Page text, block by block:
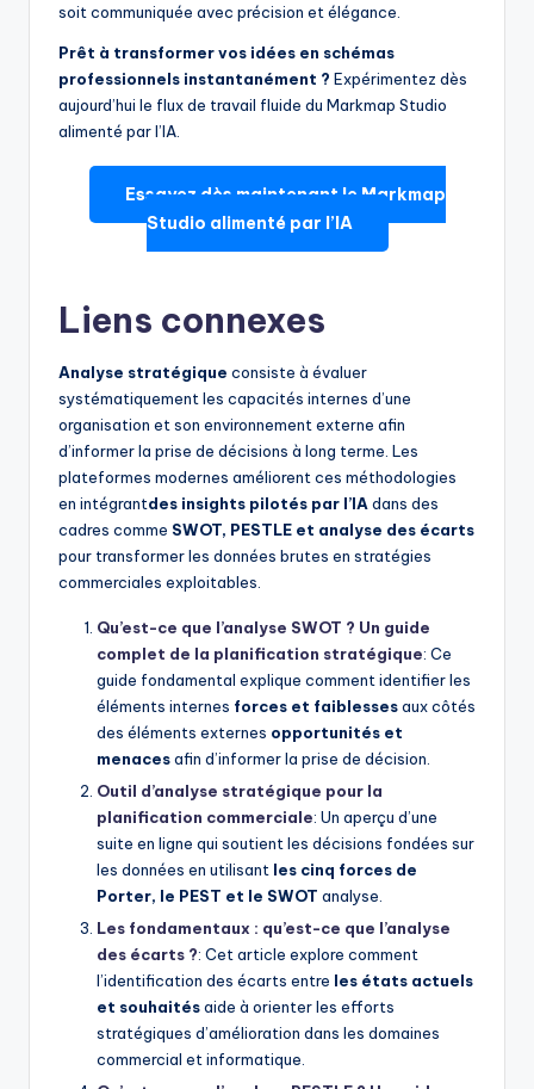
soit communiquée avec précision et élégance.
Prêt à transformer vos idées en schémas
professionnels instantanément ? Expérimentez dès
aujourd’hui le flux de travail fluide du Markmap Studio
alimenté par l’IA.
Essayez dès maintenant le Markmap
Studio alimenté par l’IA
Liens connexes
Analyse stratégique consiste à évaluer
systématiquement les capacités internes d’une
organisation et son environnement externe afin
d’informer la prise de décisions à long terme. Les
plateformes modernes améliorent ces méthodologies
en intégrantdes insights pilotés par l’IA dans des
cadres comme SWOT, PESTLE et analyse des écarts
pour transformer les données brutes en stratégies
commerciales exploitables.
Qu’est-ce que l’analyse SWOT ? Un guide
complet de la planification stratégique: Ce
guide fondamental explique comment identifier les
éléments internes forces et faiblessesaux côtés
des éléments externes opportunités et
menacesafin d’informer la prise de décision.
Outil d’analyse stratégique pour la
planification commerciale: Un aperçu d’une
suite en ligne qui soutient les décisions fondées sur
les données en utilisant les cinq forces de
Porter, le PEST et le SWOT analyse.
Les fondamentaux : qu’est-ce que l’analyse
des écarts ?: Cet article explore comment
l’identification des écarts entre les états actuels
et souhaitésaide à orienter les efforts
stratégiques d’amélioration dans les domaines
commercial et informatique.